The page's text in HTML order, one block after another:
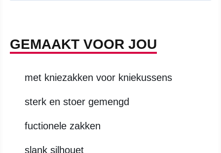
GEMAAKT VOOR JOU
met kniezakken voor kniekussens
sterk en stoer gemengd
fuctionele zakken
slank silhouet